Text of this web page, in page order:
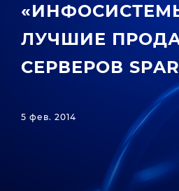
ЛУЧШИЕ
СЕРВЕРОВ
5 фев. 2014